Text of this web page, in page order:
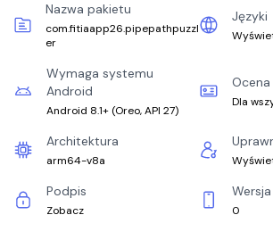
Nazwa pakietu
com.fitiaapp26.pipepathpuzzl
er
Języki
Wymaga systemu
Android
Android 8.1+(Oreo, API 27)
Dla
Architektura
arm64-v8a
Podpis
Zobacz 0